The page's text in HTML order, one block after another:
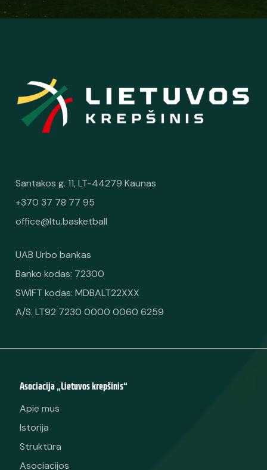
Dovana 3x3 krepšinio gerbėjams - pusantro tūkstančio
aistruolių talpinanti „Hoptrans“ lauko arena
Santakos g. 11, LT-44279 Kaunas
+370 37 78 77 95
office@ltu.basketball
Asociacija „Lietuvos krepšinis“